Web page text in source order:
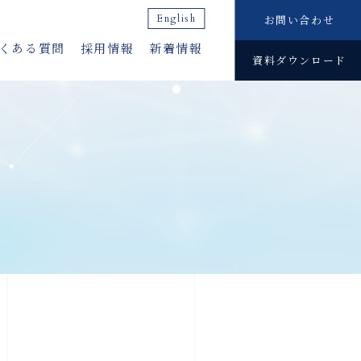
ある質問 採用情報 新着情報
お問い合わせ
資料ダウンロード
English